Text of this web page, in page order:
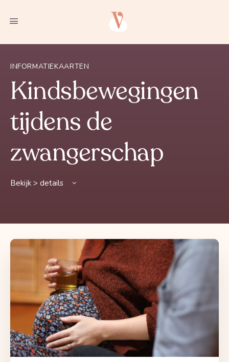
INFORMATIEKAARTEN
Kindsbewegingen
tijdens de
zwangerschap
Bekijk > details